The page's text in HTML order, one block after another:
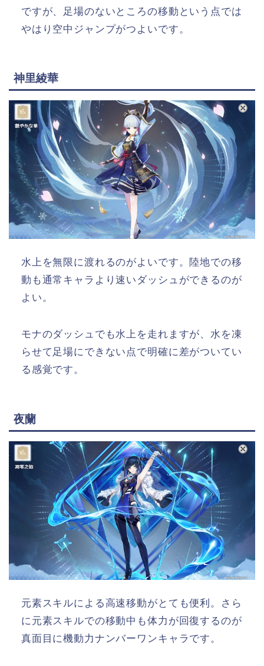
ですが、足場のないところの移動という点では
やはり空中ジャンプがつよいです。
神里綾華
水上を無限に渡れるのがよいです。陸地での移
動も通常キャラより速いダッシュができるのが
よい。
モナのダッシュでも水上を走れますが、水を凍
らせて足場にできない点で明確に差がついてい
る感覚です。
夜蘭
元素スキルによる高速移動がとても便利。さら
に元素スキルでの移動中も体力が回復するのが
真面目に機動力ナンバーワンキャラです。